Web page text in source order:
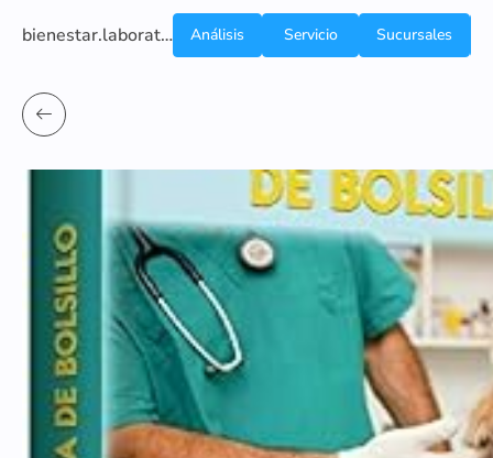
bienestar.laboratoriocliniconsb.com
Análisis
Servicio
Sucursales